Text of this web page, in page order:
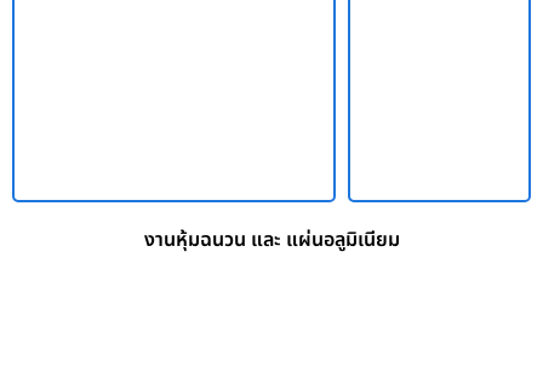
งานหุ้มฉนวน และ แผ่นอลูมิเนียม